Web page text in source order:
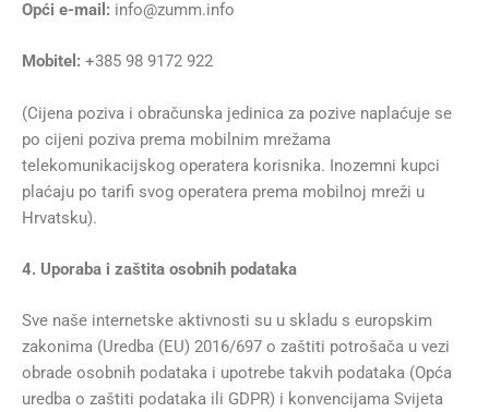
Opći e-mail: info@zumm.info
Mobitel: +385 98 9172 922
(Cijena poziva i obračunska jedinica za pozive naplaćuje se
po cijeni poziva prema mobilnim mrežama
telekomunikacijskog operatera korisnika. Inozemni kupci
plaćaju po tarifi svog operatera prema mobilnoj mreži u
Hrvatsku).
4. Uporaba i zaštita osobnih podataka
Sve naše internetske aktivnosti su u skladu s europskim
zakonima (Uredba (EU) 2016/697 o zaštiti potrošača u vezi
obrade osobnih podataka i upotrebe takvih podataka (Opća
uredba o zaštiti podataka ili GDPR) i konvencijama Svijeta